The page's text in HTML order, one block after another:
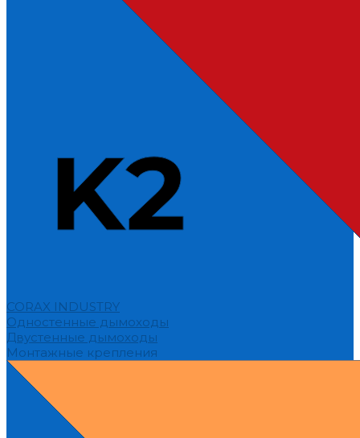
CORAX INDUSTRY
Одностенные дымоходы
Двустенные дымоходы
Монтажные крепления